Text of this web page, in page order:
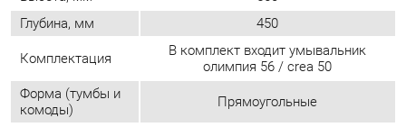
Наличие колес
Нет
Стиль (тумбы/
комоды) Современный
Замок Нет